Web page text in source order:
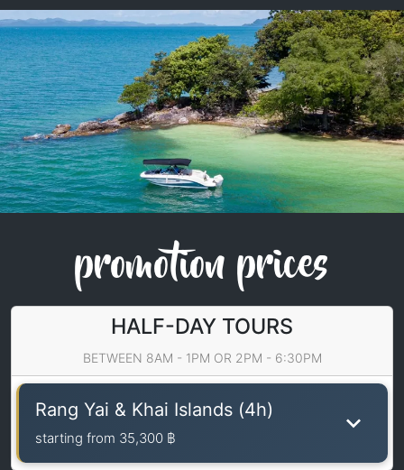
promotion prices
HALF-DAY TOURS
BETWEEN 8AM - 1PM OR 2PM - 6:30PM
Rang Yai & Khai Islands (4h)
starting from 35,300 ฿